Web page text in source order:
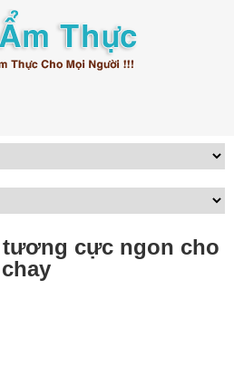
tương cực ngon cho